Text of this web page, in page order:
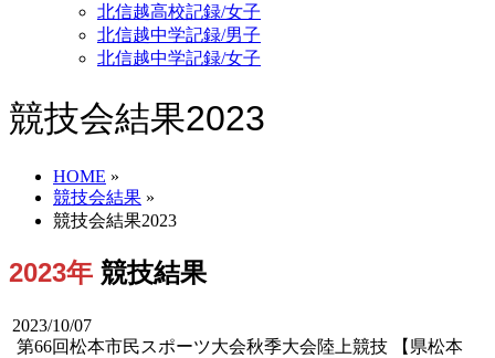
北信越高校記録/女子
北信越中学記録/男子
北信越中学記録/女子
競技会結果2023
HOME »
競技会結果 »
競技会結果2023
2023年 競技結果
2023/10/07
第66回松本市民スポーツ大会秋季大会陸上競技 【県松本